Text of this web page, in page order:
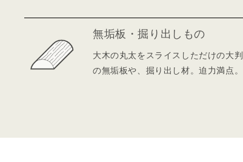
無垢板・掘り出しもの
大木の丸太をスライスしただけの大判
の無垢板や、掘り出し材。迫力満点。